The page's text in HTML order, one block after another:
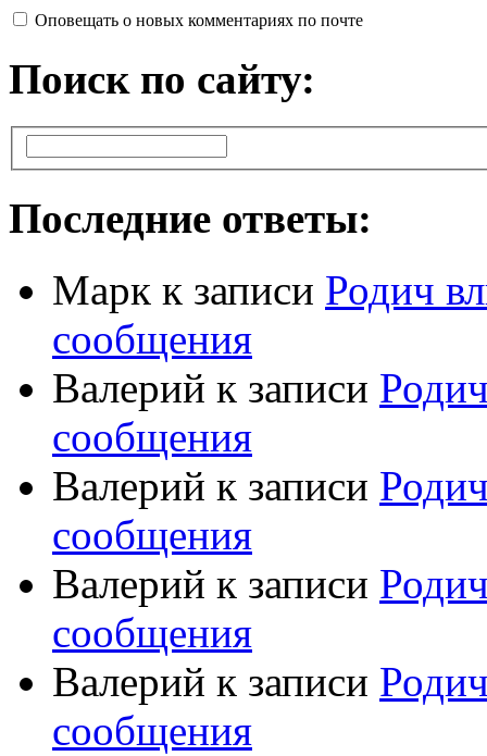
Оповещать о новых комментариях по почте
Поиск по сайту:
Последние ответы:
Марк к записи Родич
сообщения
Валерий к записи
сообщения
Валерий к записи
сообщения
Валерий к записи
сообщения
Валерий к записи
сообщения